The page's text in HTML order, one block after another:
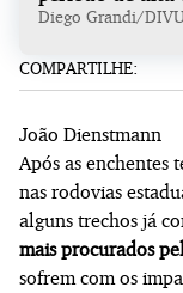
Diego Grandi/
COMPARTILHE:
João Dienstmann
Após as enchentes
nas rodovias
alguns trechos já
mais procurados
sofrem com os